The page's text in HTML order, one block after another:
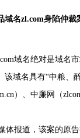
域名zl.com身陷仲裁
域名绝对是域名市
该域名具有“中粮、
）、中廉网（
报道，该案的原告